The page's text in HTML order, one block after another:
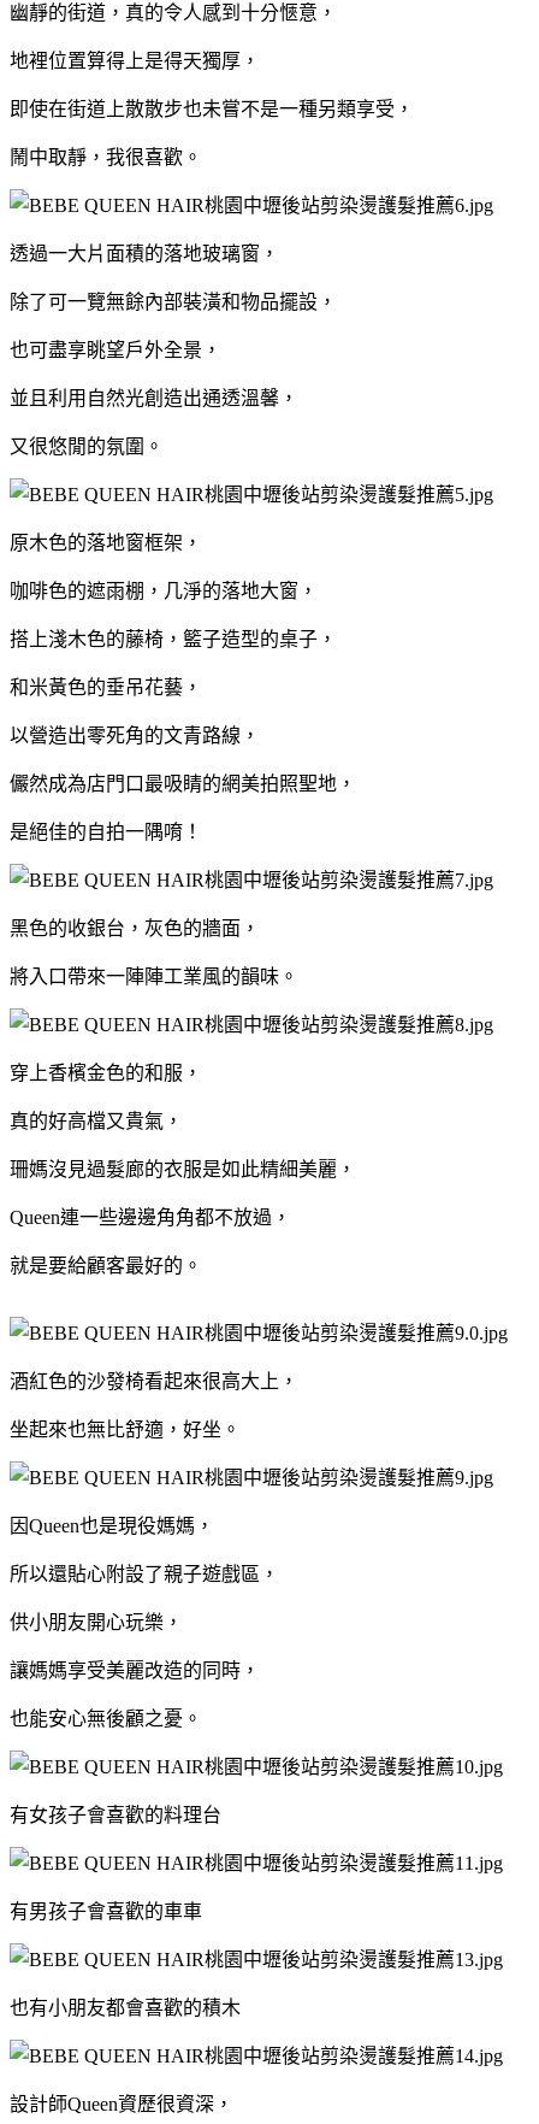
幽靜的街道，真的令人感到十分愜意，
地裡位置算得上是得天獨厚，
即使在街道上散散步也未嘗不是一種另類享受，
鬧中取靜，我很喜歡。
透過一大片面積的落地玻璃窗，
除了可一覽無餘內部裝潢和物品擺設，
也可盡享眺望戶外全景，
並且利用自然光創造出通透溫馨，
又很悠閒的氛圍。
原木色的落地窗框架，
咖啡色的遮雨棚，几淨的落地大窗，
搭上淺木色的藤椅，籃子造型的桌子，
和米黃色的垂吊花藝，
以營造出零死角的文青路線，
儼然成為店門口最吸睛的網美拍照聖地，
是絕佳的自拍一隅唷！
黑色的收銀台，灰色的牆面，
將入口帶來一陣陣工業風的韻味。
穿上香檳金色的和服，
真的好高檔又貴氣，
珊媽沒見過髮廊的衣服是如此精細美麗，
Queen連一些邊邊角角都不放過，
就是要給顧客最好的。
酒紅色的沙發椅看起來很高大上，
坐起來也無比舒適，好坐 。
因Queen也是現役媽媽，
所以還貼心附設了親子遊戲區，
供小朋友開心玩樂，
讓媽媽享受美麗改造的同時，
也能安心無後顧之憂。
有女孩子會喜歡的料理台
有男孩子會喜歡的車車
也有小朋友都會喜歡的積木
設計師Queen資歷很資深，